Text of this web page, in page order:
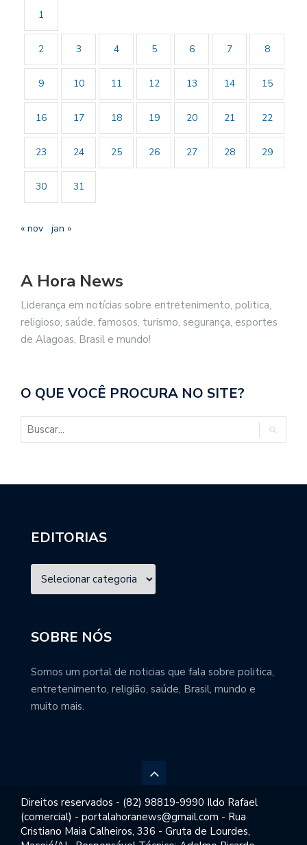
1
2 3 4 5 6 7 8
9 10 11 12 13 14 15
16 17 18 19 20 21 22
23 24 25 26 27 28 29
30 31
« nov jan »
A Hora News
Liderança em notícias sobre entretenimento, politica,
religioso, saúde, famosos, turismo, segurança, esportes
de Alagoas, Brasil e mundo!
O QUE VOCÊ PROCURA NO SITE?
EDITORIAS
SOBRE NÓS
Somos um portal de noticias que fala sobre politica,
entretenimento, religião, saúde, Brasil, mundo e
muito mais.
Direitos reservados - (82) 98819-9990 Ildo Rafael
(comercial) - portalahoranews@gmail.com - Rua
Cristiano Maia Calheiros, 336 - Gruta de Lourdes,